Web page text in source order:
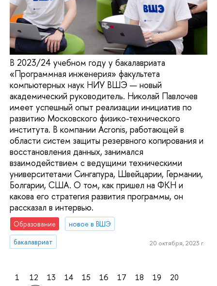
В 2023/24 учебном году у бакалавриата
«Программная инженерия» факультета
компьютерных наук НИУ ВШЭ — новый
академический руководитель. Николай Павлочев
имеет успешный опыт реализации инициатив по
развитию Московского физико-технического
института. В компании Acronis, работающей в
области систем защиты резервного копирования и
восстановления данных, занимался
взаимодействием с ведущими техническими
университетами Сингапура, Швейцарии, Германии,
Болгарии, США. О том, как пришел на ФКН и
какова его стратегия развития программы, он
рассказал в интервью.
Образование
новое в ВШЭ
бакалавриат
20 октября, 2023 г.
1 12 13 14 15 16 17 18 19
20